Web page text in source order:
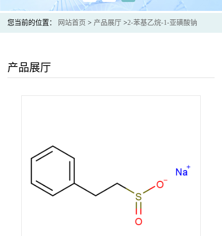
您当前的位置： 网站首页 > 产品展厅 >2-苯基乙烷-1-亚磺酸钠
产品展厅